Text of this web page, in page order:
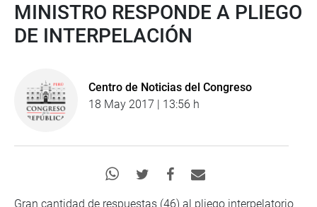
MINISTRO RESPONDE A PLIEGO
DE INTERPELACIÓN
Centro de Noticias del Congreso
18 May 2017 | 13:56 h
Gran cantidad de respuestas (46) al pliego interpelatorio